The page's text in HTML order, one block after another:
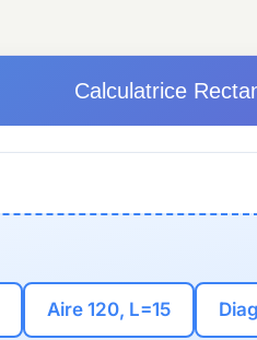
Calculatrice
Aire 120, L=15